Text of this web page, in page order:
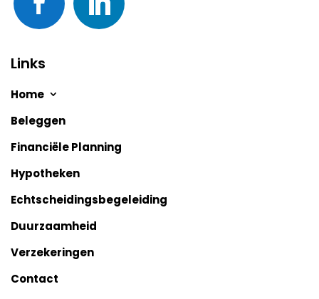
Links
Home
Beleggen
Financiële Planning
Hypotheken
Echtscheidingsbegeleiding
Duurzaamheid
Verzekeringen
Contact